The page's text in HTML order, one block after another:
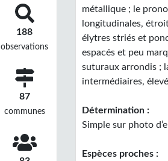
188
observations
87
communes
métallique ; le
longitudinales,
élytres striés et
espacés et peu
suturaux arrondis ;
intermédiaires,
Détermination :
Simple sur photo
Espèces proches :